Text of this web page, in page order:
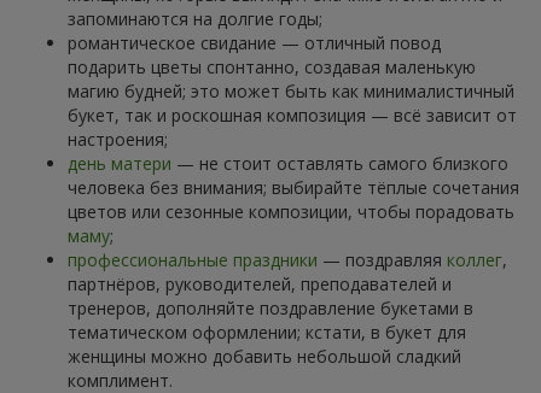
запоминаются на долгие годы;
романтическое свидание — отличный повод
подарить цветы спонтанно, создавая маленькую
магию будней; это может быть как минималистичный
букет, так и роскошная композиция — всё зависит от
настроения;
день матери — не стоит оставлять самого близкого
человека без внимания; выбирайте тёплые сочетания
цветов или сезонные композиции, чтобы порадовать
маму;
профессиональные праздники — поздравляя коллег,
партнёров, руководителей, преподавателей и
тренеров, дополняйте поздравление букетами в
тематическом оформлении; кстати, в букет для
женщины можно добавить небольшой сладкий
комплимент.